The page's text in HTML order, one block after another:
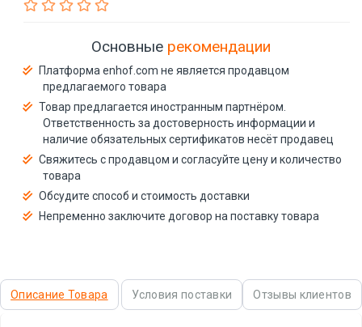
Основные рекомендации
Платформа enhof.com не является продавцом
предлагаемого товара
Товар предлагается иностранным партнёром.
Ответственность за достоверность информации и
наличие обязательных сертификатов несёт продавец
Свяжитесь с продавцом и согласуйте цену и количество
товара
Обсудите способ и стоимость доставки
Непременно заключите договор на поставку товара
Описание Товара Условия поставки Отзывы клиентов